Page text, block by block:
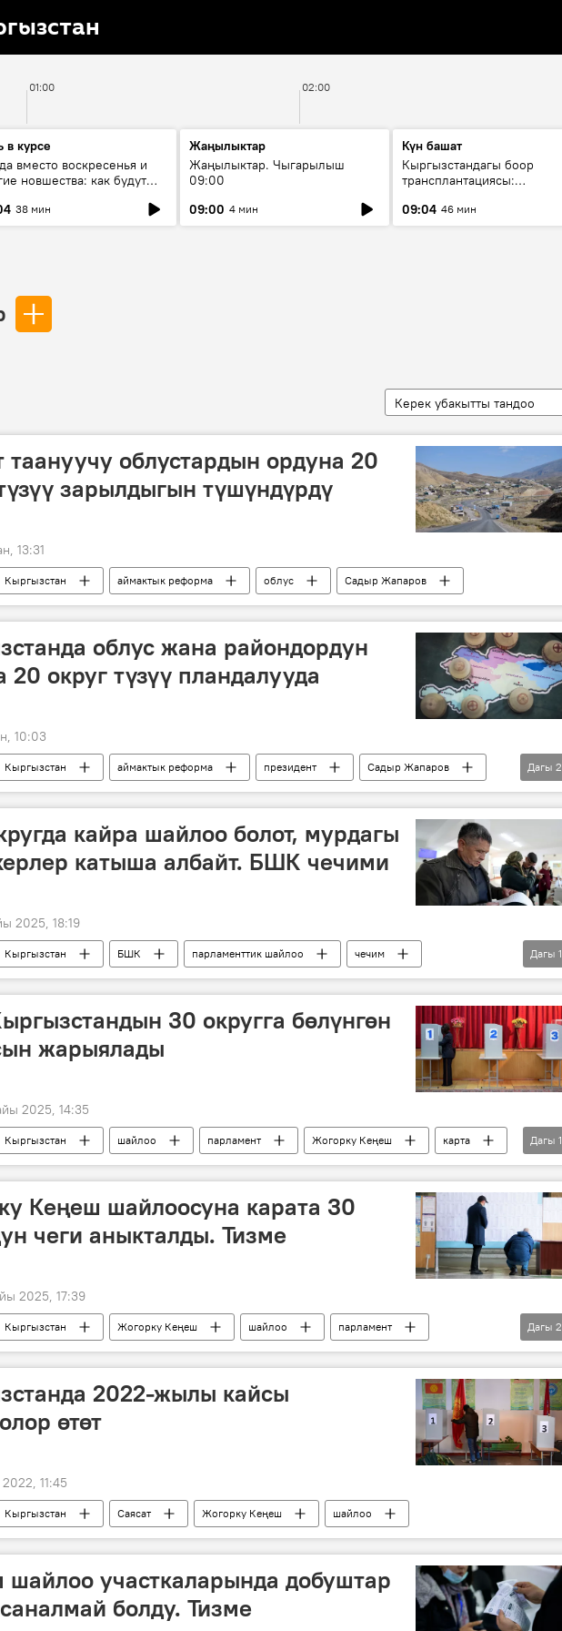
01:00 02:00
в курсе
вместо воскресенья и
новшества: как будут
38 мин
Жаңылыктар
Жаңылыктар. Чыгарылыш
09:00
09:00 4 мин
Күн башат
Кыргызстандагы боор
трансплантациясы:
келечеги
09:04 46 мин
Керек убакытты тандоо
таануучу облустардын ордуна 20
зарылдыгын түшүндүрдү
13:31
Кыргызстан аймактык реформа облус Садыр Жапаров
облус жана райондордун
20 округ түзүү пландалууда
10:03
Кыргызстан аймактык реформа президент
Садыр Жапаров
облус
Дагы 2
кайра шайлоо болот, мурдагы
катыша албайт. БШК чечими
2025, 18:19
Кыргызстан БШК парламенттик шайлоо
чечим
Дагы 1
30 округга бөлүнгөн
жарыялады
2025, 14:35
Кыргызстан шайлоо парламент Жогорку Кеңеш
карта
шайлоосу — 2025
Дагы 1
Кеңеш шайлоосуна карата 30
чеги аныкталды. Тизме
2025, 17:39
Кыргызстан Жогорку Кеңеш шайлоо
парламент
БШК Жогорку Кеңеш шайлоосу — 2025
Дагы 2
2022-жылы кайсы
өтөт
11:45
Кыргызстан Саясат Жогорку Кеңеш шайлоо
участкаларында добуштар
болду. Тизме